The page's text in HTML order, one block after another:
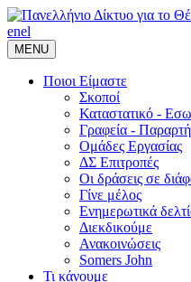
enel
MENU
Ποιοι Είμαστε
Σκοποί
Καταστατικό -
Γραφεία -
Ομάδες Εργασίας
ΔΣ Επιτροπές
Οι δράσεις σε
Γίνε μέλος
Ενημερωτικά
Διεκδικούμε
Ανακοινώσεις
Somers John
Τι κάνουμε